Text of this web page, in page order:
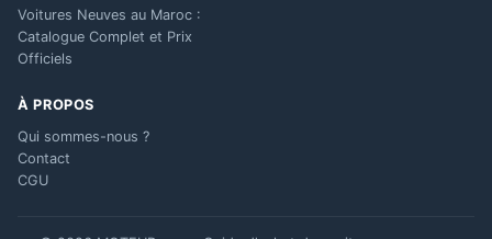
Voitures Neuves au Maroc :
Catalogue Complet et Prix
Officiels
À PROPOS
Qui sommes-nous ?
Contact
CGU